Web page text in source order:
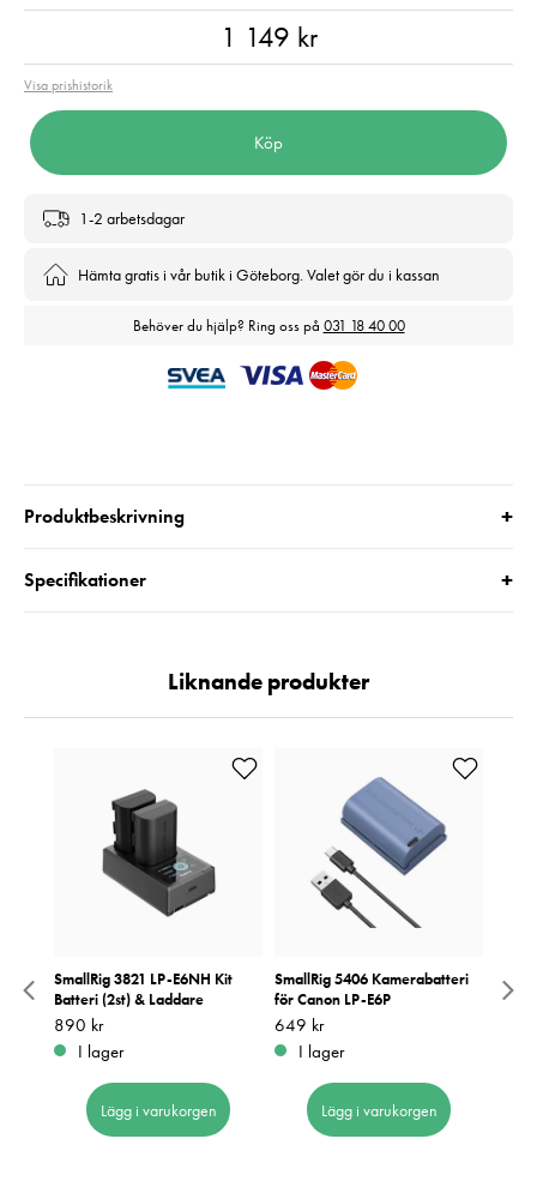
1 149 kr
Visa prishistorik
Köp
1-2 arbetsdagar
Hämta gratis i vår butik i Göteborg. Valet gör du i kassan
Behöver du hjälp? Ring oss på 031 18 40 00
Produktbeskrivning +
Specifikationer +
Liknande produkter
SmallRig 3821 LP-E6NH Kit
Batteri (2st) & Laddare
Pris: 890 kr
890 kr
I lager
Lägg i varukorgen
SmallRig 5406 Kamerabatteri
för Canon LP-E6P
Pris: 649 kr
649 kr
I lager
Lägg i varukorgen